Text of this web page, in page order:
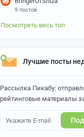
9 постов
Посмотреть весь топ
Лучшие посты
Рассылка Пикабу:
рейтинговые материалы